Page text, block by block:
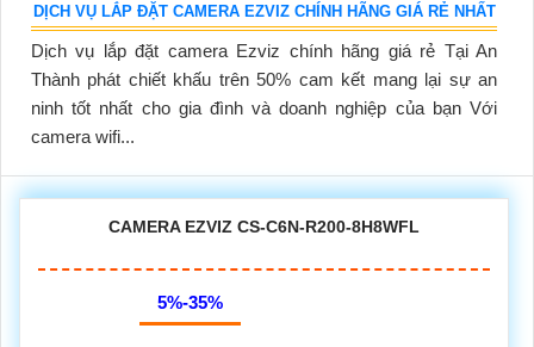
DỊCH VỤ LẮP ĐẶT CAMERA EZVIZ CHÍNH HÃNG GIÁ RẺ NHẤT
Dịch vụ lắp đặt camera Ezviz chính hãng giá rẻ Tại An
Thành phát chiết khấu trên 50% cam kết mang lại sự an
ninh tốt nhất cho gia đình và doanh nghiệp của bạn Với
camera wifi...
CAMERA EZVIZ CS-C6N-R200-8H8WFL
5%-35%